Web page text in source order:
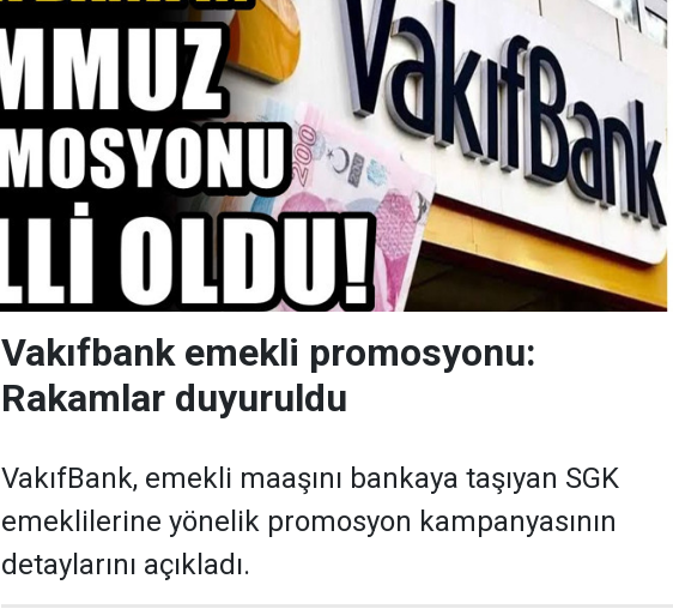
Vakıfbank emekli promosyonu:
Rakamlar duyuruldu
VakıfBank, emekli maaşını bankaya taşıyan SGK
emeklilerine yönelik promosyon kampanyasının
detaylarını açıkladı.